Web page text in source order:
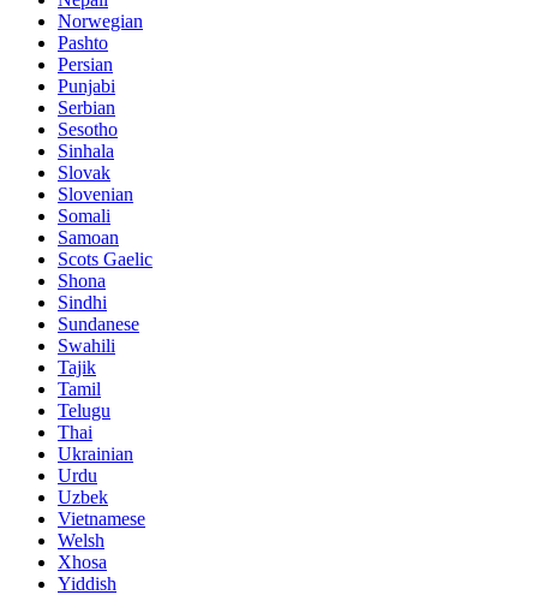
Norwegian
Pashto
Persian
Punjabi
Serbian
Sesotho
Sinhala
Slovak
Slovenian
Somali
Samoan
Scots Gaelic
Shona
Sindhi
Sundanese
Swahili
Tajik
Tamil
Telugu
Thai
Ukrainian
Urdu
Uzbek
Vietnamese
Welsh
Xhosa
Yiddish